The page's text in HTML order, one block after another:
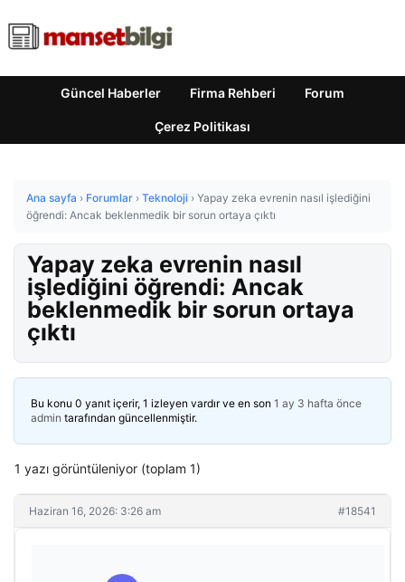
Güncel Haberler Firma Rehberi Forum
Çerez Politikası
Ana sayfa › Forumlar › Teknoloji › Yapay zeka evrenin nasıl işlediğini
öğrendi: Ancak beklenmedik bir sorun ortaya çıktı
Yapay zeka evrenin nasıl
işlediğini öğrendi: Ancak
beklenmedik bir sorun ortaya
çıktı
Bu konu 0 yanıt içerir, 1 izleyen vardır ve en son 1 ay 3 hafta önce
admin tarafından güncellenmiştir.
1 yazı görüntüleniyor (toplam 1)
Haziran 16, 2026: 3:26 am #18541